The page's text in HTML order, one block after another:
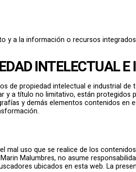
y a la información o recursos
INTELECTUAL
de propiedad intelectual e industrial
y a título no limitativo, están
y demás elementos contenidos en
mal uso que se realice de los
Malumbres, no asume
ubicados en esta web. La